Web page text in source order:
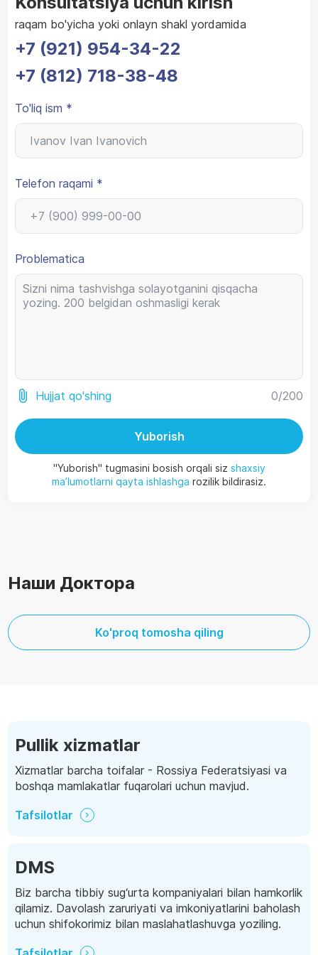
raqam bo'yicha yoki onlayn shakl yordamida
+7 (921) 954-34-22
+7 (812) 718-38-48
To'liq ism *
Telefon raqami *
Problematica
Hujjat qo'shing 0/200
Yuborish
"Yuborish" tugmasini bosish orqali siz shaxsiy
ma’lumotlarni qayta ishlashga rozilik bildirasiz.
Наши Доктора
Ko'proq tomosha qiling
Pullik xizmatlar
Xizmatlar barcha toifalar - Rossiya Federatsiyasi va
boshqa mamlakatlar fuqarolari uchun mavjud.
Tafsilotlar
DMS
Biz barcha tibbiy sug‘urta kompaniyalari bilan hamkorlik
qilamiz. Davolash zaruriyati va imkoniyatlarini baholash
uchun shifokorimiz bilan maslahatlashuvga yoziling.